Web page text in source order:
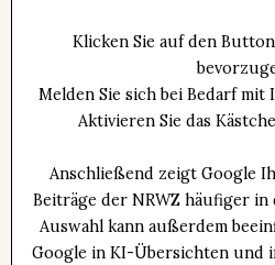
Klicken Sie auf den
Melden Sie sich bei Bedarf
Aktivieren Sie das
Anschließend zeigt Google
Beiträge der NRWZ häufiger in
Auswahl kann außerdem
Google in KI-Übersichten und